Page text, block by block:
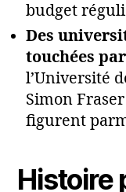
budget
Des
touchées
l’Université
Simon
figurent
Histoire